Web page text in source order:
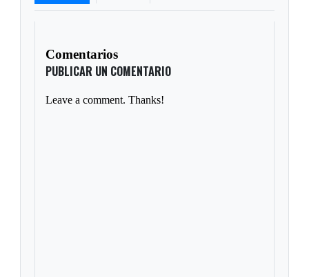
Comentarios
PUBLICAR UN COMENTARIO
Leave a comment. Thanks!